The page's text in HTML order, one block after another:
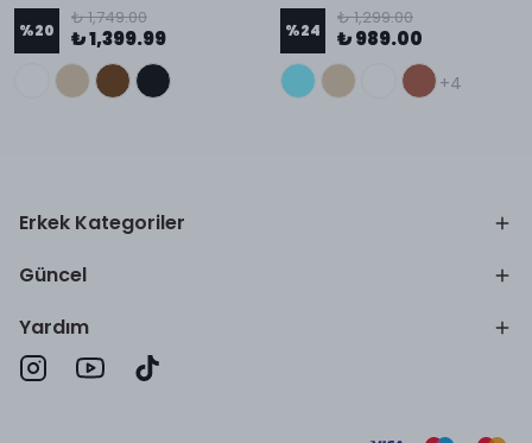
%20
₺ 1,749.00
₺ 1,399.99 %24
₺ 1,299.00
₺ 989.00
+4
Erkek Kategoriler
Güncel
Yardım